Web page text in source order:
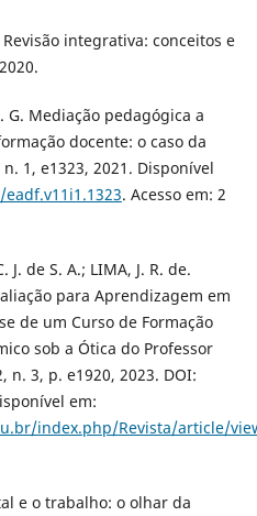
Revisão integrativa: conceitos e
G. Mediação pedagógica a
docente: o caso da
n. 1, e1323, 2021. Disponível
. Acesso em: 2
J. de S. A.; LIMA, J. R. de.
para Aprendizagem em
de um Curso de Formação
sob a Ótica do Professor
n. 3, p. e1920, 2023. DOI:
em:
index.php/Revista/article/
e o trabalho: o olhar da